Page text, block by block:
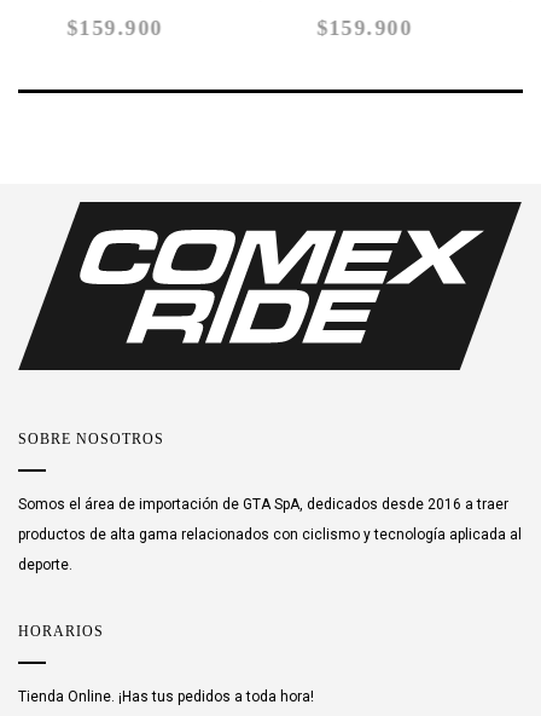
directo 35mm / 45
$159.900
directo 31.8mm
$159.900
SOBRE NOSOTROS
Somos el área de importación de GTA SpA, dedicados desde 2016 a traer
productos de alta gama relacionados con ciclismo y tecnología aplicada al
deporte.
HORARIOS
Tienda Online. ¡Has tus pedidos a toda hora!